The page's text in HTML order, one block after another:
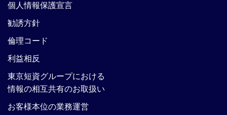
個人情報保護宣言
勧誘方針
倫理コード
利益相反
東京短資グループにおける
情報の相互共有のお取扱い
お客様本位の業務運営